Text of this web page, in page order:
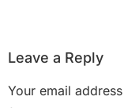
Leave a Reply
Your email